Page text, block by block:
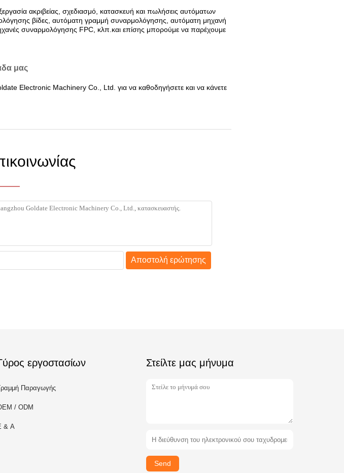
ακριβείας, σχεδιασμό, κατασκευή και πωλήσεις αυτόματων
βίδες, αυτόματη γραμμή συναρμολόγησης, αυτόματη μηχανή
συναρμολόγησης FPC, κλπ.και επίσης μπορούμε να παρέχουμε
μας
Electronic Machinery Co., Ltd. για να καθοδηγήσετε και να κάνετε
Αποστολή ερώτησης
εργοστασίων
Παραγωγής
/ ODM
& Α
Στείλτε μας μήνυμα
Send